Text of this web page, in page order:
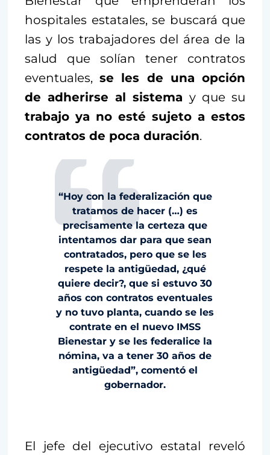
hospitales estatales, se buscará que
las y los trabajadores del área de la
salud que solían tener contratos
eventuales,se les de una opción
de adherirse al sistema y que su
trabajo ya no esté sujeto a estos
contratos de poca duración.
“Hoy con la federalización que
tratamos de hacer (…) es
precisamente la certeza que
intentamos dar para que sean
contratados, pero que se les
respete la antigüedad, ¿qué
quiere decir?, que si estuvo 30
años con contratos eventuales
y no tuvo planta, cuando se les
contrate en el nuevo IMSS
Bienestar y se les federalice la
nómina, va a tener 30 años de
antigüedad”, comentó el
gobernador.
El jefe del ejecutivo estatal reveló